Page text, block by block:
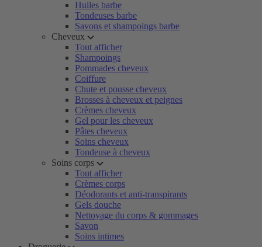
Huiles barbe
Tondeuses barbe
Savons et shampoings barbe
Cheveux
Tout afficher
Shampoings
Pommades cheveux
Coiffure
Chute et pousse cheveux
Brosses à cheveux et peignes
Crèmes cheveux
Gel pour les cheveux
Pâtes cheveux
Soins cheveux
Tondeuse à cheveux
Soins corps
Tout afficher
Crèmes corps
Déodorants et anti-transpirants
Gels douche
Nettoyage du corps & gommages
Savon
Soins intimes